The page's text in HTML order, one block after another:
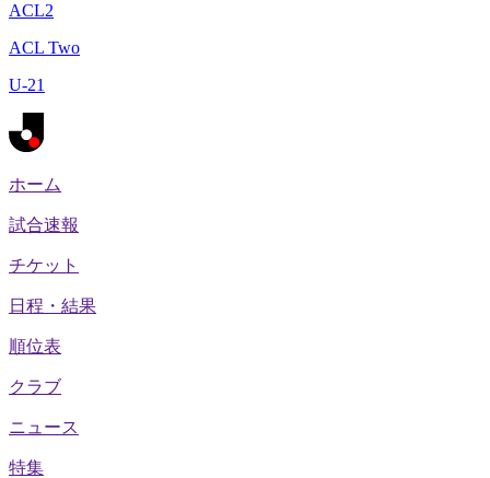
ACL2
ACL Two
U-21
ホーム
試合速報
チケット
日程・結果
順位表
クラブ
ニュース
特集